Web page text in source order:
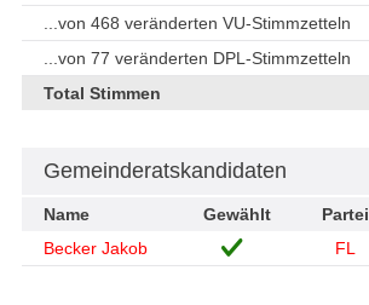
...von 468 veränderten VU-Stimmzetteln
...von 77 veränderten DPL-Stimmzetteln
Total Stimmen
Gemeinderatskandidaten
Name Gewählt Partei
Becker Jakob
FL